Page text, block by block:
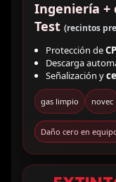
Ingeniería +
Test (recintos
Protección de
Descarga
Señalización y
gas limpio novec
Daño cero en